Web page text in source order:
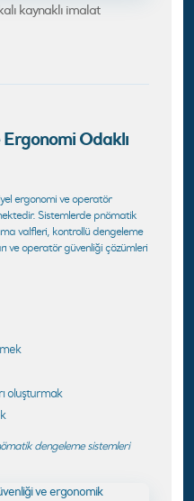
kaynaklı imalat
Odaklı
ergonomi ve operatör
Sistemlerde pnömatik
valfleri, kontrollü dengeleme
ve operatör güvenliği çözümleri
oluşturmak
dengeleme sistemleri